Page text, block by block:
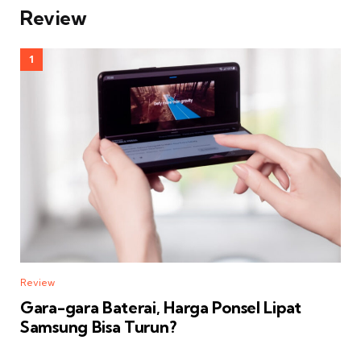
Review
Review
Gara-gara Baterai, Harga Ponsel Lipat
Samsung Bisa Turun?